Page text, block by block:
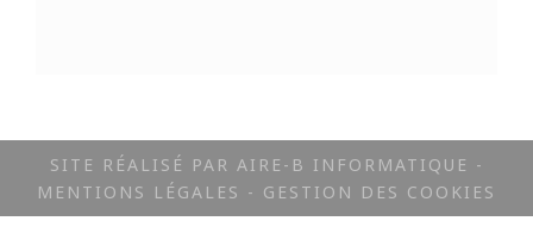
e
r
SITE RÉALISÉ PAR AIRE-B INFORMATIQUE -
MENTIONS LÉGALES - GESTION DES COOKIES